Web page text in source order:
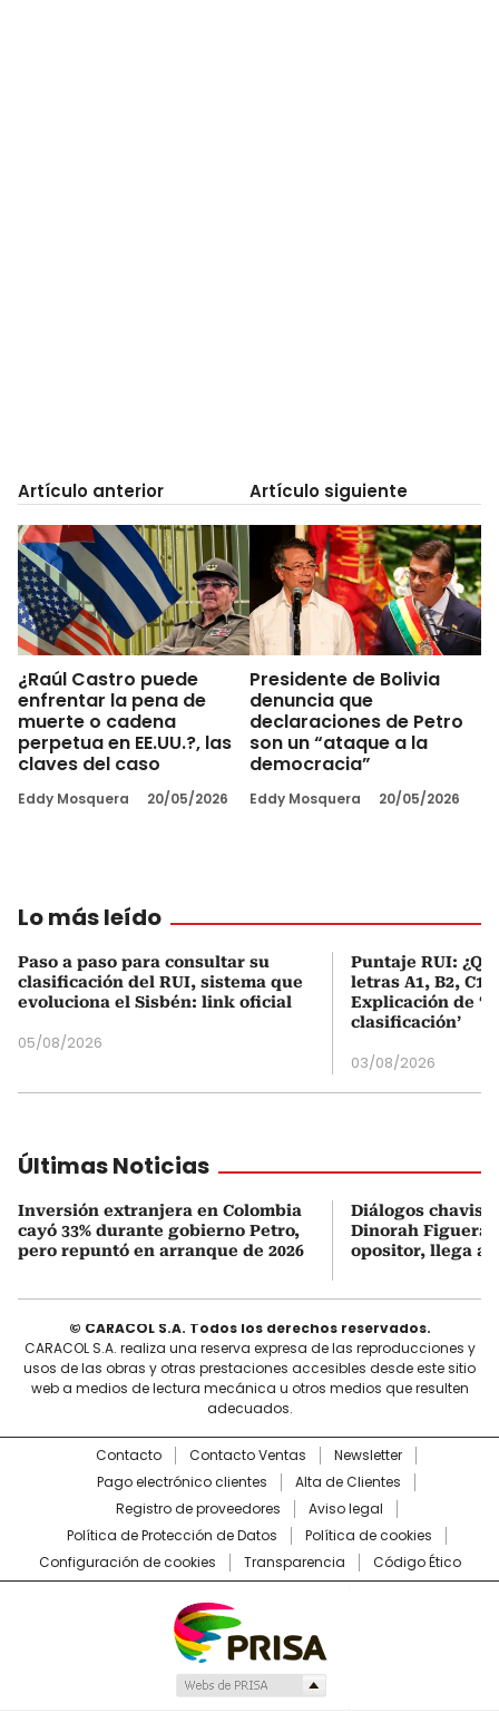
Artículo anterior
¿Raúl Castro puede
enfrentar la pena de
muerte o cadena
perpetua en EE.UU.?, las
claves del caso
Eddy Mosquera 20/05/2026
Artículo siguiente
Presidente de Bolivia
denuncia que
declaraciones de Petro
son un “ataque a la
democracia”
Eddy Mosquera 20/05/2026
Lo más leído
Paso a paso para consultar su
clasificación del RUI, sistema que
evoluciona el Sisbén: link oficial
05/08/2026
Puntaje RUI:
letras A1, B2, C1
Explicación de
clasificación’
03/08/2026
Últimas Noticias
Inversión extranjera en Colombia
cayó 33% durante gobierno Petro,
pero repuntó en arranque de 2026
Diálogos
Dinorah
opositor, llega a
© CARACOL S.A. Todos los derechos reservados.
CARACOL S.A. realiza una reserva expresa de las reproducciones y
usos de las obras y otras prestaciones accesibles desde este sitio
web a medios de lectura mecánica u otros medios que resulten
adecuados.
Contacto Contacto Ventas
Newsletter
Pago electrónico clientes
Alta de Clientes
Registro de proveedores
Aviso legal
Política de Protección de Datos
Política de cookies
Configuración de cookies
Transparencia Código Ético